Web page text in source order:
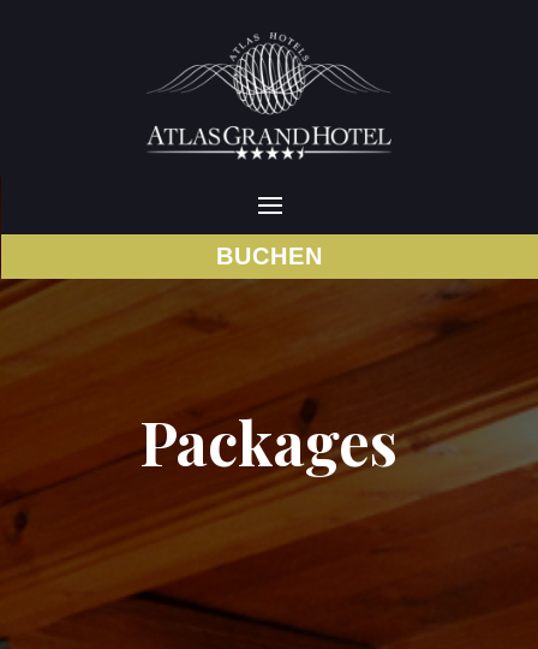
BUCHEN
Packages